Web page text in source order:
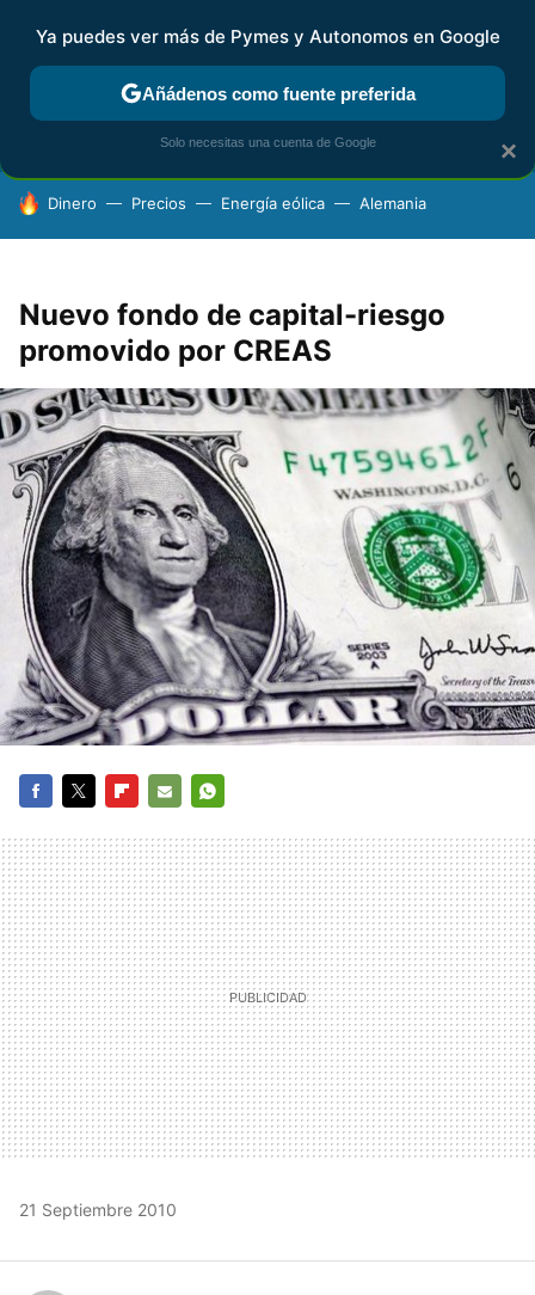
FISCALIDAD Y CONTABILIDAD KIT DIGITAL RENTA
HOY SE HABLA DE
Dinero Precios Energía eólica Alemania
Nuevo fondo de capital-riesgo
promovido por CREAS
MAIL
21 Septiembre 2010
×
Ya puedes ver más de Pymes y Autonomos en Google
Añádenos como fuente preferida
Solo necesitas una cuenta de Google